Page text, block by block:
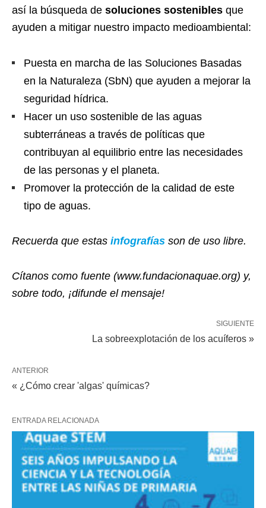
así la búsqueda de soluciones sostenibles que
ayuden a mitigar nuestro impacto medioambiental:
Puesta en marcha de las Soluciones Basadas
en la Naturaleza (SbN) que ayuden a mejorar la
seguridad hídrica.
Hacer un uso sostenible de las aguas
subterráneas a través de políticas que
contribuyan al equilibrio entre las necesidades
de las personas y el planeta.
Promover la protección de la calidad de este
tipo de aguas.
Recuerda que estas infografías son de uso libre.
Cítanos como fuente (www.fundacionaquae.org) y,
sobre todo, ¡difunde el mensaje!
SIGUIENTE
La sobreexplotación de los acuíferos »
ANTERIOR
« ¿Cómo crear 'algas' químicas?
ENTRADA RELACIONADA